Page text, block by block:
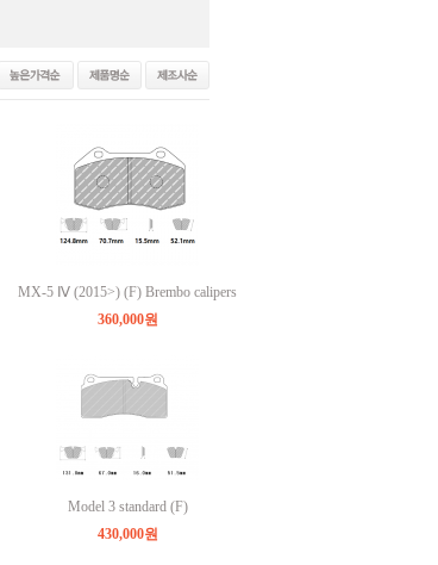
MX-5 Ⅳ (2015>) (F) Brembo calipers
360,000원
Model 3 standard (F)
430,000원